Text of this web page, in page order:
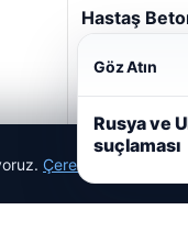
Hastaş
Çerez Politikamız
Göz Atın
Rusya ve
suçlaması